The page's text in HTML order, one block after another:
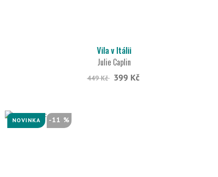
Vila v Itálii
Julie Caplin
449 Kč 399 Kč
NOVINKA -11 %